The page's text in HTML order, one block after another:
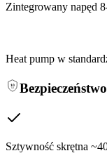
Zintegrowany napęd
Heat pump w
Bezpieczeństwo
Sztywność skrętna